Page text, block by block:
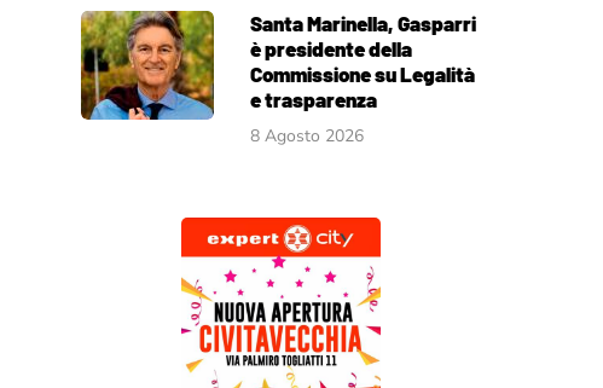
Santa Marinella, Gasparri
è presidente della
Commissione su Legalità
e trasparenza
8 Agosto 2026